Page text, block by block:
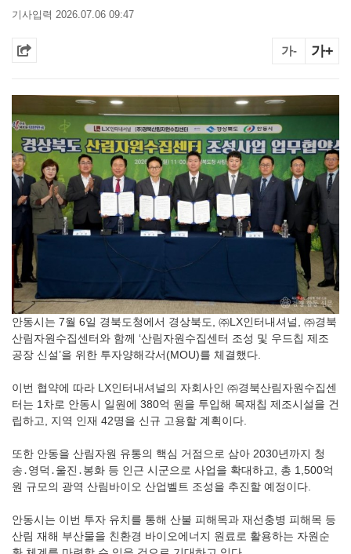
기사입력 2026.07.06 09:47
가- 가+
안동시는 7월 6일 경북도청에서 경상북도, ㈜LX인터내셔널, ㈜경북
산림자원수집센터와 함께 ‘산림자원수집센터 조성 및 우드칩 제조
공장 신설’을 위한 투자양해각서(MOU)를 체결했다.
이번 협약에 따라 LX인터내셔널의 자회사인 ㈜경북산림자원수집센
터는 1차로 안동시 일원에 380억 원을 투입해 목재칩 제조시설을 건
립하고, 지역 인재 42명을 신규 고용할 계획이다.
또한 안동을 산림자원 유통의 핵심 거점으로 삼아 2030년까지 청
송․영덕․울진․봉화 등 인근 시군으로 사업을 확대하고, 총 1,500억
원 규모의 광역 산림바이오 산업벨트 조성을 추진할 예정이다.
안동시는 이번 투자 유치를 통해 산불 피해목과 재선충병 피해목 등
산림 재해 부산물을 친환경 바이오에너지 원료로 활용하는 자원순